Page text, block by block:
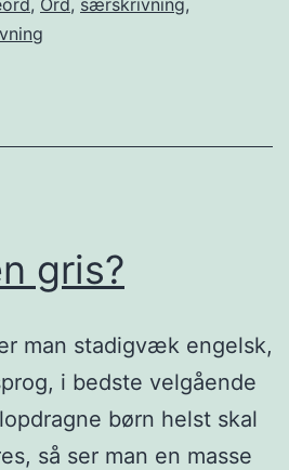
gris?
man stadigvæk engelsk,
i bedste velgående
børn helst skal
så ser man en masse